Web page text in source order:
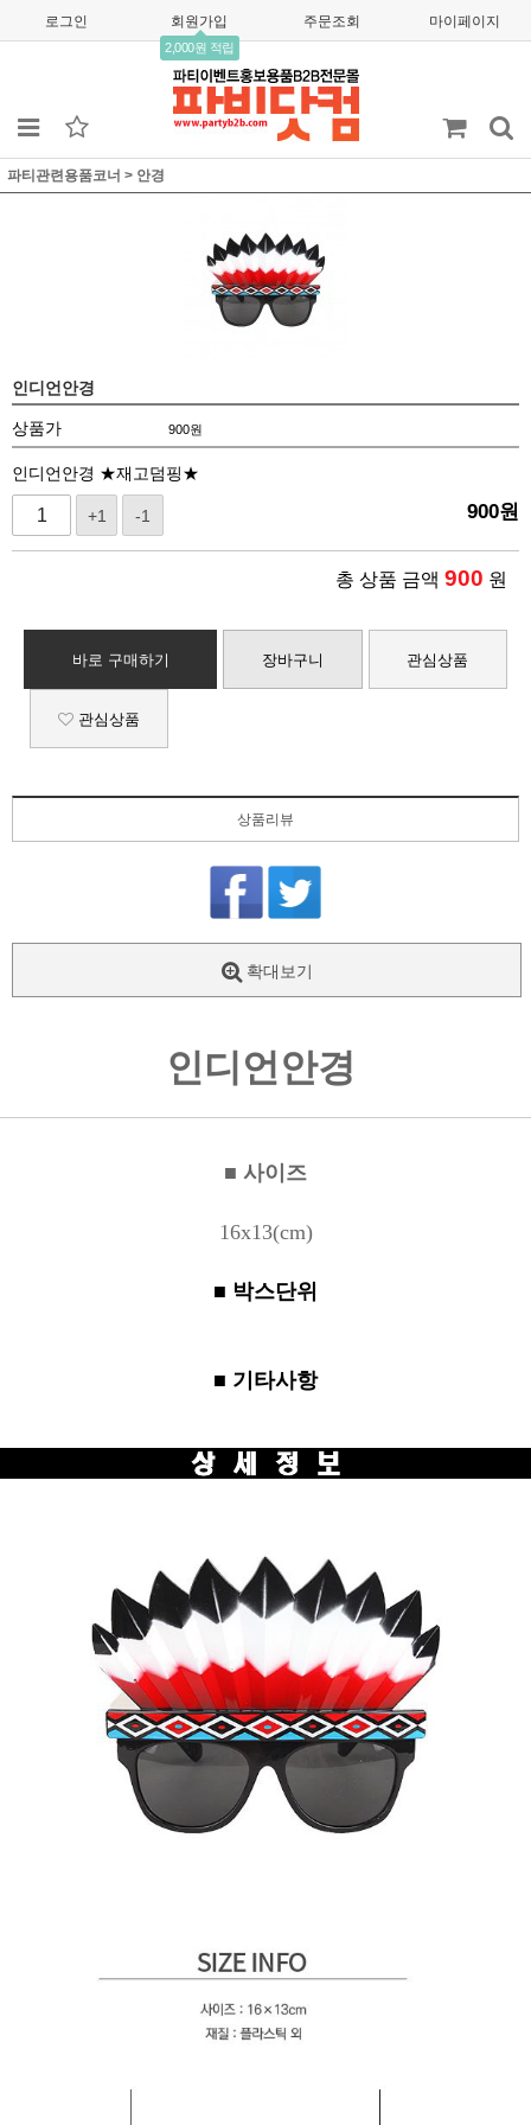
로그인 회원가입
2,000원 적립
주문조회 마이페이지
파티관련용품코너 > 안경
인디언안경
상품가 900원
인디언안경 ★재고덤핑★
+1 -1 900원
총 상품 금액 900 원
바로 구매하기 장바구니 관심상품
관심상품
상품리뷰
확대보기
인디언안경
■ 사이즈
16x13(cm)
■ 박스단위
■ 기타사항